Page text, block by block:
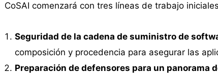
CoSAI comenzará con tres líneas de trabajo
Seguridad de la cadena de suministro de
composición y procedencia para asegurar las
Preparación de defensores para un panorama